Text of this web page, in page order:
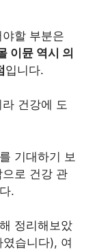
할 부분은
이뮨 역시 의
입니다.
건강에 도
기대하기 보
로 건강 관
.
정리해보았
습니다), 여